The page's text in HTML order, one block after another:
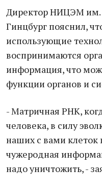
Директор НИЦЭМ им.
Гинцбург пояснил,
использующие
воспринимаются
информация, что
функции органов и
- Матричная РНК,
человека, в силу
наших с вами клеток
чужеродная
надо уничтожить, -